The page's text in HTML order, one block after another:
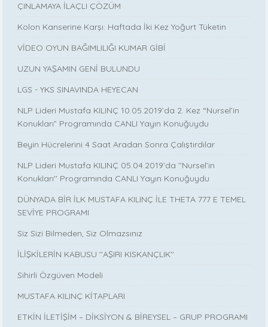
ÇINLAMAYA İLAÇLI ÇÖZÜM
Kolon Kanserine Karşı: Haftada İki Kez Yoğurt Tüketin
VİDEO OYUN BAĞIMLILIĞI KUMAR GİBİ
UZUN YAŞAMIN GENİ BULUNDU
LGS - YKS SINAVINDA HEYECAN
NLP Lideri Mustafa KILINÇ 10.05.2019’da 2. Kez “Nursel’in
Konukları” Programında CANLI Yayın Konuğuydu
Beyin Hücrelerini 4 Saat Aradan Sonra Çalıştırdılar
NLP Lideri Mustafa KILINÇ 05.04.2019'da ''Nursel’in
Konukları'' Programında CANLI Yayın Konuğuydu
DÜNYADA BİR İLK MUSTAFA KILINÇ İLE THETA 777 E TEMEL
SEVİYE PROGRAMI
Siz Sizi Bilmeden, Siz Olmazsınız
İLİŞKİLERİN KABUSU ''AŞIRI KISKANÇLIK''
Sihirli Özgüven Modeli
MUSTAFA KILINÇ KİTAPLARI
ETKİN İLETİŞİM – DİKSİYON & BİREYSEL – GRUP PROGRAMI